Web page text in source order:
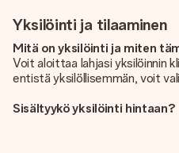
Yksilöinti ja tilaaminen
Mitä on yksilöinti ja miten
Voit aloittaa lahjasi yksilöinnin
entistä yksilöllisemmän, voit
Sisältyykö yksilöinti hintaan?